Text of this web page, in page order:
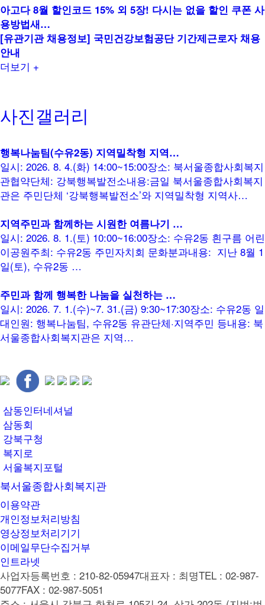
아고다 8월 할인코드 15% 외 5장! 다시는 없을 할인 쿠폰 사
용방법새…
[유관기관 채용정보] 국민건강보험공단 기간제근로자 채용
안내
더보기 +
사진갤러리
행복나눔팀(수유2동) 지역밀착형 지역…
일시: 2026. 8. 4.(화) 14:00~15:00장소: 북서울종합사회복지
관협약단체: 강북행복발전소내용:금일 북서울종합사회복지
관은 주민단체 ‘강북행복발전소’와 지역밀착형 지역사…
지역주민과 함께하는 시원한 여름나기 …
일시: 2026. 8. 1.(토) 10:00~16:00장소: 수유2동 흰구름 어린
이공원주최: 수유2동 주민자치회 문화분과내용: 지난 8월 1
일(토), 수유2동 …
주민과 함께 행복한 나눔을 실천하는 …
일시: 2026. 7. 1.(수)~7. 31.(금) 9:30~17:30장소: 수유2동 일
대인원: 행복나눔팀, 수유2동 유관단체·지역주민 등내용: 북
서울종합사회복지관은 지역…
삼동인터네셔널
삼동회
강북구청
복지로
서울복지포털
북서울종합사회복지관
이용약관
개인정보처리방침
영상정보처리기기
이메일무단수집거부
인트라넷
사업자등록번호 : 210-82-05947대표자 : 최명TEL : 02-987-
5077FAX : 02-987-5051